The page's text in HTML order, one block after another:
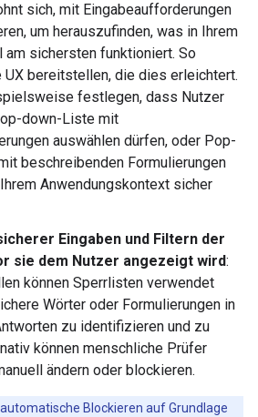
sich, mit Eingabeaufforderungen
um herauszufinden, was in Ihrem
am sichersten funktioniert. So
UX bereitstellen, die dies erleichtert.
festlegen, dass Nutzer
down-Liste mit
auswählen dürfen, oder Pop-
beschreibenden Formulierungen
Anwendungskontext sicher
Eingaben und Filtern der
sie dem Nutzer angezeigt wird:
können Sperrlisten verwendet
Wörter oder Formulierungen in
zu identifizieren und zu
können menschliche Prüfer
ändern oder blockieren.
automatische Blockieren auf Grundlage